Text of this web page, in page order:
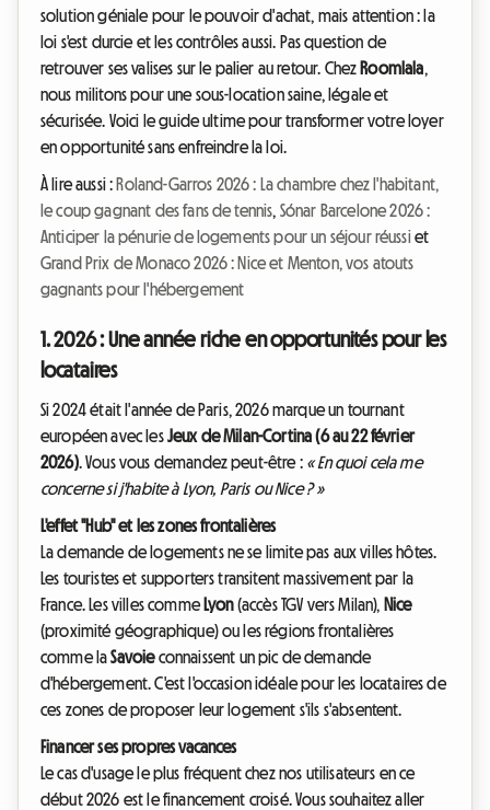
solution géniale pour le pouvoir d'achat, mais attention : la
loi s'est durcie et les contrôles aussi. Pas question de
retrouver ses valises sur le palier au retour. Chez Roomlala,
nous militons pour une sous-location saine, légale et
sécurisée. Voici le guide ultime pour transformer votre loyer
en opportunité sans enfreindre la loi.
À lire aussi : Roland-Garros 2026 : La chambre chez l'habitant,
le coup gagnant des fans de tennis, Sónar Barcelone 2026 :
Anticiper la pénurie de logements pour un séjour réussiet
Grand Prix de Monaco 2026 : Nice et Menton, vos atouts
gagnants pour l'hébergement
1. 2026 : Une année riche en opportunités pour les
locataires
Si 2024 était l'année de Paris, 2026 marque un tournant
européen avec lesJeux de Milan-Cortina (6 au 22 février
2026). Vous vous demandez peut-être : « En quoi cela me
concerne si j'habite à Lyon, Paris ou Nice ? »
L'effet "Hub" et les zones frontalières
La demande de logements ne se limite pas aux villes hôtes.
Les touristes et supporters transitent massivement par la
France. Les villes comme Lyon(accès TGV vers Milan), Nice
(proximité géographique) ou les régions frontalières
comme laSavoieconnaissent un pic de demande
d'hébergement. C'est l'occasion idéale pour les locataires de
ces zones de proposer leur logement s'ils s'absentent.
Financer ses propres vacances
Le cas d'usage le plus fréquent chez nos utilisateurs en ce
début 2026 est le financement croisé. Vous souhaitez aller